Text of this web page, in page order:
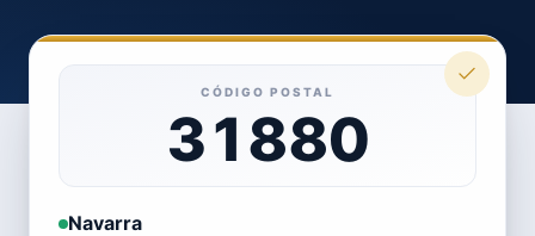
CÓDIGO POSTAL
31880
Navarra